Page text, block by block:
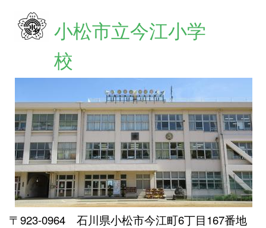
小松市立今江小学
校
〒923-0964 石川県小松市今江町6丁目167番地